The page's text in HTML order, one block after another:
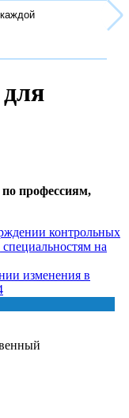
профессиям,
контрольных
на
изменения в